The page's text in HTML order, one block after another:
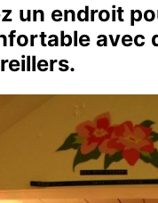
un endroit
avec